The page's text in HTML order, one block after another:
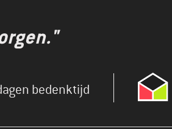
bedenktijd